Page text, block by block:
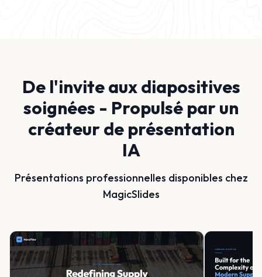
De l'invite aux diapositives
soignées - Propulsé par un
créateur de présentation
IA
Présentations professionnelles disponibles chez
MagicSlides